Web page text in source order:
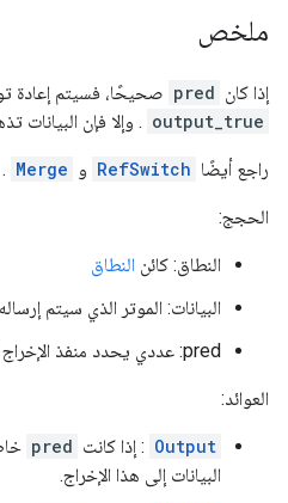
ملخص
إذا كان pred صحيحًا، فسيتم إعادة
output_true . وإلا فإن البيانات
راجع أيضًا RefSwitch و Merge
.
الحجج:
النطاق: كائن النطاق
البيانات: الموتر الذي سيتم
pred: عددي يحدد منفذ الإخراج الذي سيستقبل البيانات.
العوائد:
Output : إذا كانت pred
البيانات إلى هذا الإخراج.